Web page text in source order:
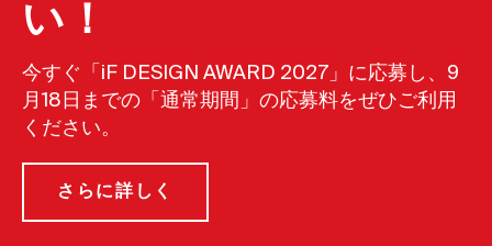
い！
今すぐ「iF DESIGN AWARD 2027」に応募し、9
月18日までの「通常期間」の応募料をぜひご利用
ください。
さらに詳しく